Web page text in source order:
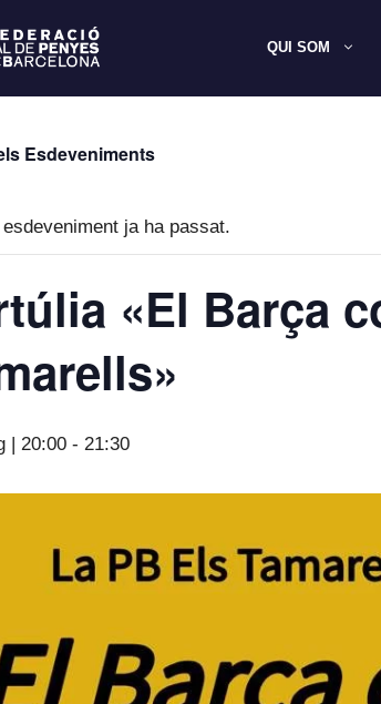
QUI SOM
Esdeveniments
ja ha passat.
«El Barça
| 20:00 - 21:30